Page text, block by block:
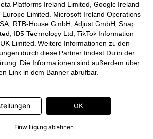
Platforms Ireland Limited, Google Ireland
Europe Limited, Microsoft Ireland Operations
RTB-House GmbH, Adjust GmbH, Snap
ID5 Technology Ltd, TikTok Information
Limited. Weitere Informationen zu den
durch diese Partner findest Du in der
. Die Informationen sind außerdem über
Link in dem Banner abrufbar.
OK
Einwilligung ablehnen